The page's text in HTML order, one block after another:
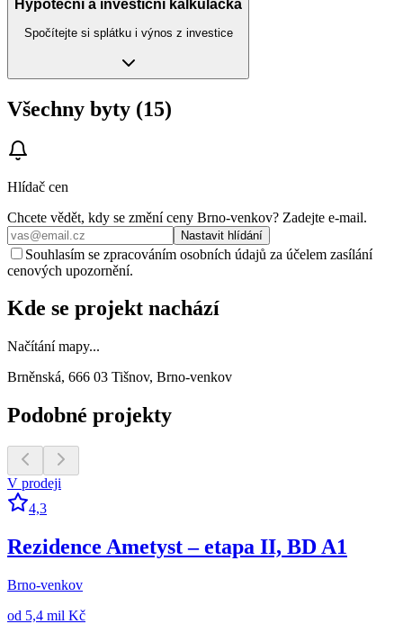
Hypoteční a investiční kalkulačka
Spočítejte si splátku i výnos z investice
Všechny byty (15)
Hlídač cen
Chcete vědět, kdy se změní ceny Brno-venkov? Zadejte e‑mail.
Nastavit hlídání
Souhlasím se zpracováním osobních údajů za účelem zasílání
cenových upozornění.
Kde se projekt nachází
Načítání mapy...
Brněnská, 666 03 Tišnov, Brno-venkov
Podobné projekty
V prodeji
4,3
Rezidence Ametyst – etapa II, BD A1
Brno-venkov
od 5,4 mil Kč